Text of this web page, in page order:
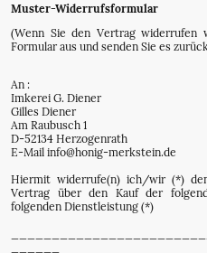
Muster-Widerrufsformular
(Wenn Sie den Vertrag widerrufen
Formular aus und senden Sie es
An :
Imkerei G. Diener
Gilles Diener
Am Raubusch 1
D-52134 Herzogenrath
E-Mail info@honig-merkstein.de
Hiermit widerrufe(n) ich/wir (*)
Vertrag über den Kauf der
folgenden Dienstleistung (*)